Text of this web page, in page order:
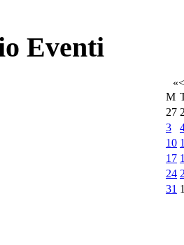
Eventi
«<
M
27
3
10
17
24
31